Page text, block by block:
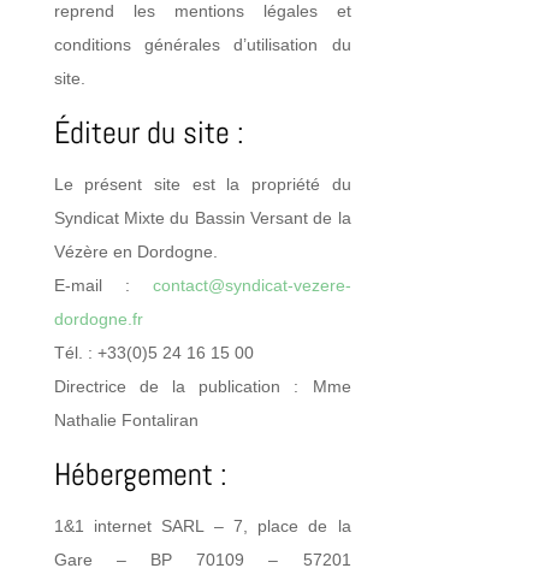
reprend les mentions légales et
conditions générales d’utilisation du
site.
Éditeur du site :
Le présent site est la propriété du
Syndicat Mixte du Bassin Versant de la
Vézère en Dordogne.
E-mail : contact@syndicat-vezere-
dordogne.fr
Tél. : +33(0)5 24 16 15 00
Directrice de la publication : Mme
Nathalie Fontaliran
Hébergement :
1&1 internet SARL – 7, place de la
Gare – BP 70109 – 57201